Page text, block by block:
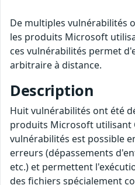
De multiples vulnérabilités
les produits Microsoft
ces vulnérabilités permet
arbitraire à distance.
Description
Huit vulnérabilités ont été
produits Microsoft utilisant
vulnérabilités est possible
erreurs (dépassements
etc.) et permettent
des fichiers spécialement